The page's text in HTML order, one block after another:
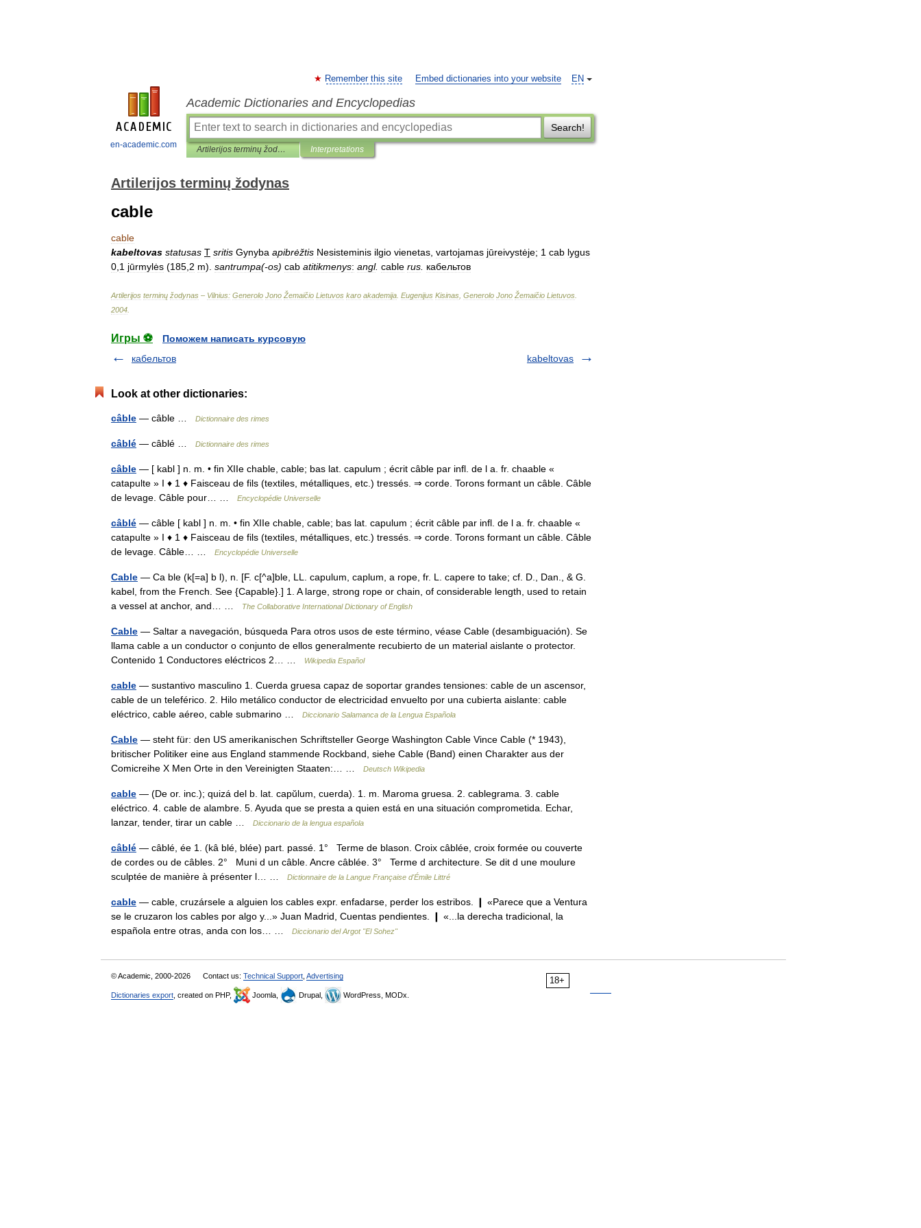
en-academic.com
EN
Remember this site Embed dictionaries into your website
Academic Dictionaries and Encyclopedias
Search!
Artilerijos terminų žodynas Interpretations
Artilerijos terminų žodynas
cable
cable
kabeltovas statusas T sritis Gynyba apibrėžtis Nesisteminis ilgio vienetas vartojamas jūreivystėje; 1 cab lygus
0 1 jūrmylės (185 2 m). santrumpa(-os) cab atitikmenys: angl. cable rus кабельтов
Artilerijos terminų žodynas – Vilnius: Generolo Jono Žemaičio Lietuvos karo akademija Eugenijus Kisinas Generolo Jono Žemaičio Lietuvos
2004
Игры ⚽
Поможем написать курсовую
кабельтов
kabeltovas
Look at other dictionaries:
câble — câble … Dictionnaire des rimes
câblé — câblé … Dictionnaire des rimes
câble — [ kabl ] n. m. • fin XIIe chable, cable; bas lat. capulum ; écrit câble par infl. de l a. fr. chaable «
catapulte » I ♦ 1 ♦ Faisceau de fils (textiles, métalliques, etc.) tressés. ⇒ corde. Torons formant un câble. Câble
de levage. Câble pour… …
Encyclopédie Universelle
câblé — câble [ kabl ] n. m. • fin XIIe chable, cable; bas lat. capulum ; écrit câble par infl. de l a. fr. chaable «
catapulte » I ♦ 1 ♦ Faisceau de fils (textiles, métalliques, etc.) tressés. ⇒ corde. Torons formant un câble. Câble
de levage. Câble… …
Encyclopédie Universelle
Cable — Ca ble (k[=a] b l), n. [F. c[^a]ble, LL. capulum, caplum, a rope, fr. L. capere to take; cf. D., Dan., & G.
kabel, from the French. See {Capable}.] 1. A large, strong rope or chain, of considerable length, used to retain
a vessel at anchor, and… …
The Collaborative International Dictionary of English
Cable — Saltar a navegación, búsqueda Para otros usos de este término, véase Cable (desambiguación). Se
llama cable a un conductor o conjunto de ellos generalmente recubierto de un material aislante o protector.
Contenido 1 Conductores eléctricos 2… …
Wikipedia Español
cable — sustantivo masculino 1. Cuerda gruesa capaz de soportar grandes tensiones: cable de un ascensor,
cable de un teleférico. 2. Hilo metálico conductor de electricidad envuelto por una cubierta aislante: cable
eléctrico, cable aéreo, cable submarino …
Diccionario Salamanca de la Lengua Española
Cable — steht für: den US amerikanischen Schriftsteller George Washington Cable Vince Cable (* 1943),
britischer Politiker eine aus England stammende Rockband, siehe Cable (Band) einen Charakter aus der
Comicreihe X Men Orte in den Vereinigten Staaten:… …
Deutsch Wikipedia
cable — (De or. inc.); quizá del b. lat. capŭlum, cuerda). 1. m. Maroma gruesa. 2. cablegrama. 3. cable
eléctrico. 4. cable de alambre. 5. Ayuda que se presta a quien está en una situación comprometida. Echar,
lanzar, tender, tirar un cable …
Diccionario de la lengua española
câblé — câblé, ée 1. (kâ blé, blée) part. passé. 1° Terme de blason. Croix câblée, croix formée ou couverte
de cordes ou de câbles. 2° Muni d un câble. Ancre câblée. 3° Terme d architecture. Se dit d une moulure
sculptée de manière à présenter l… …
Dictionnaire de la Langue Française d'Émile Littré
cable — cable, cruzársele a alguien los cables expr. enfadarse, perder los estribos. ❙ «Parece que a Ventura
se le cruzaron los cables por algo y...» Juan Madrid, Cuentas pendientes. ❙ «...la derecha tradicional, la
española entre otras, anda con los… …
Diccionario del Argot "El Sohez"
18+
© Academic, 2000-2026 Contact us: Technical Support Advertising
Dictionaries export , created on PHP, Joomla, Drupal, WordPress, MODx.